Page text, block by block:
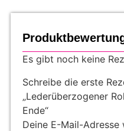
Es gibt noch keine
Schreibe die erste
„Lederüberzogener
Ende“
Deine E-Mail-